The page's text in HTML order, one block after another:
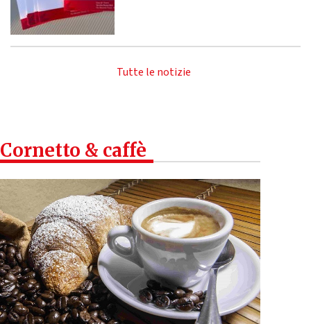
Tutte le notizie
Cornetto & caffè